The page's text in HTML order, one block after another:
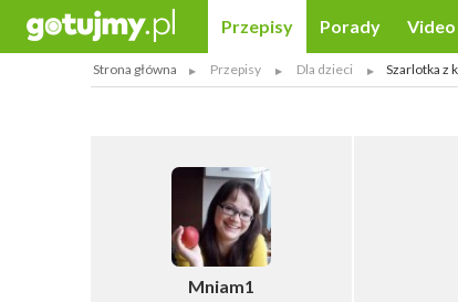
Przepisy Porady Video
Strona główna Przepisy Dla dzieci Szarlotka z
Mniam1